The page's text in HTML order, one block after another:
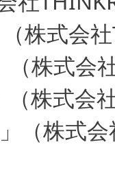
（株式会
（株式
（株式
（株式